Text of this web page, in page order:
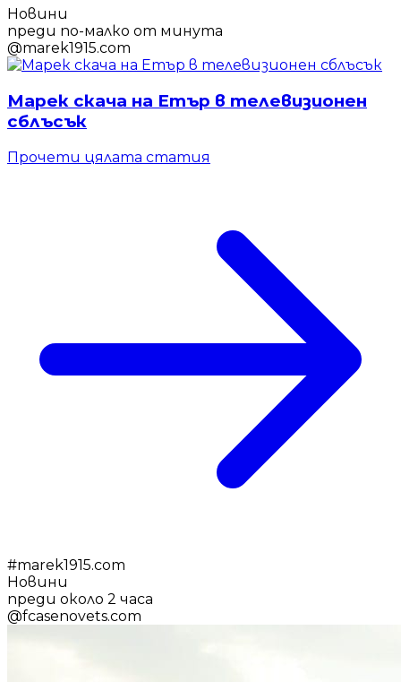
Новини
преди по-малко от минута
@marek1915.com
Марек скача на Етър в телевизионен
сблъсък
Прочети цялата статия
#marek1915.com
Новини
преди около 2 часа
@fcasenovets.com